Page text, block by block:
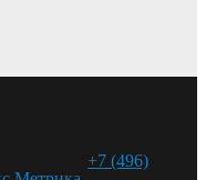
+7 (496)